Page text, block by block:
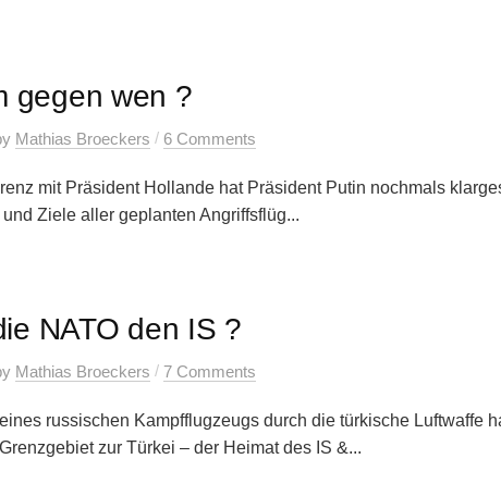
gegen wen ?
Mathias Broeckers / 6 Comments
mit Präsident Hollande hat Präsident Putin nochmals
Ziele aller geplanten Angriffsflüg...
NATO den IS ?
Mathias Broeckers / 7 Comments
russischen Kampfflugzeugs durch die türkische Luftwaffe
zur Türkei – der Heimat des IS &...